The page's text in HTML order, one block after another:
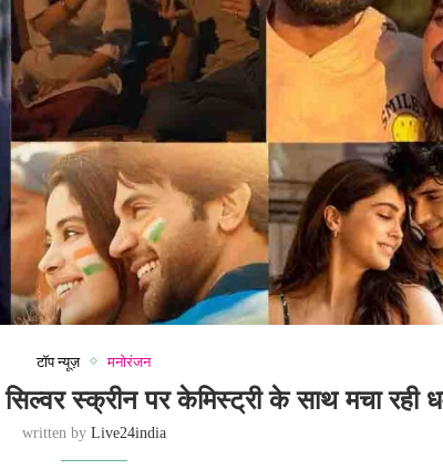
टॉप न्यूज़ मनोरंजन
सिल्वर स्क्रीन पर केमिस्ट्री के साथ मचा रही
written by Live24india